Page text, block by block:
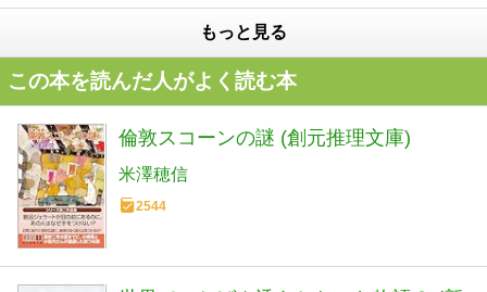
もっと見る
この本を読んだ人がよく読む本
倫敦スコーンの謎 (創元推理文庫)
米澤穂信
2544